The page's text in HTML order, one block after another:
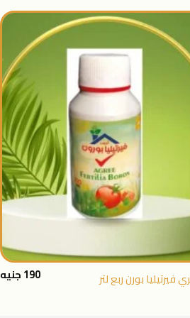
اضافة
الى
المنتجات
المفضلة
+
فيرتيليا بورن ربع لتر 190جنيه